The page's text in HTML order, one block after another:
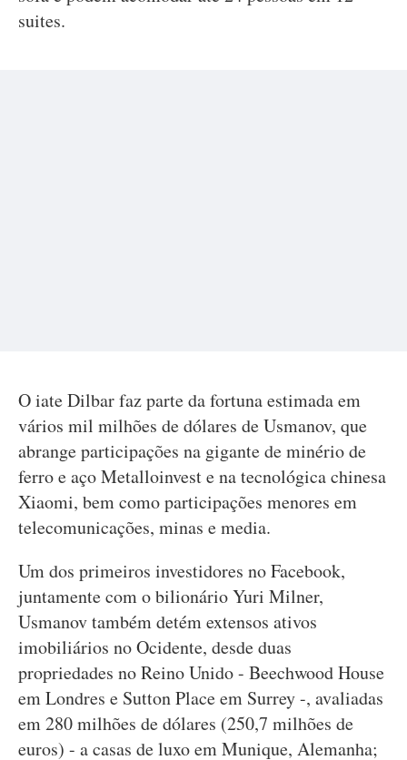
suites.
O iate Dilbar faz parte da fortuna estimada em
vários mil milhões de dólares de Usmanov, que
abrange participações na gigante de minério de
ferro e aço Metalloinvest e na tecnológica chinesa
Xiaomi, bem como participações menores em
telecomunicações, minas e media.
Um dos primeiros investidores no Facebook,
juntamente com o bilionário Yuri Milner,
Usmanov também detém extensos ativos
imobiliários no Ocidente, desde duas
propriedades no Reino Unido - Beechwood House
em Londres e Sutton Place em Surrey -, avaliadas
em 280 milhões de dólares (250,7 milhões de
euros) - a casas de luxo em Munique, Alemanha;